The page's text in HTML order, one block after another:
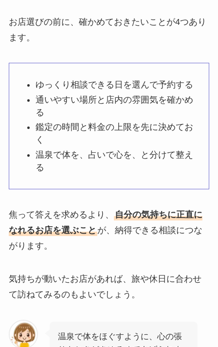
お店選びの前に、確かめておきたいことが4つあり
ます。
ゆっくり相談できる日を選んで予約する
通いやすい場所と店内の雰囲気を確かめ
る
鑑定の時間と料金の上限を先に決めてお
く
温泉で体を、占いで心を、と分けて整え
る
焦って答えを求めるより、 自分の気持ちに正直に
なれるお店を選ぶことが、納得できる相談につな
がります。
気持ちが動いたお店があれば、旅や休日に合わせ
て訪ねてみるのもよいでしょう。
温泉で体をほぐすように、心の張